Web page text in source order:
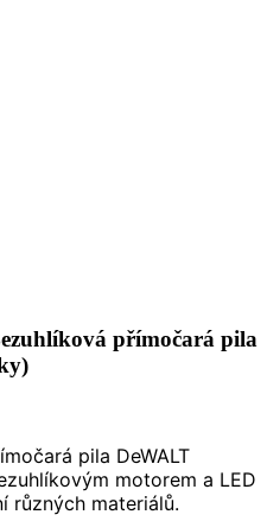
přímočará pila
pila DeWALT
motorem a LED
různých materiálů.